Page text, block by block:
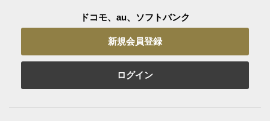
ドコモ、au、ソフトバンク
新規会員登録
ログイン